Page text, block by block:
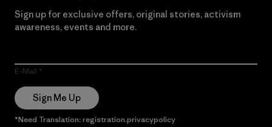
Sign up for exclusive offers, original stories, activism
awareness, events and more.
E-Mail
Sign Me Up
*Need Translation: registration.privacypolicy